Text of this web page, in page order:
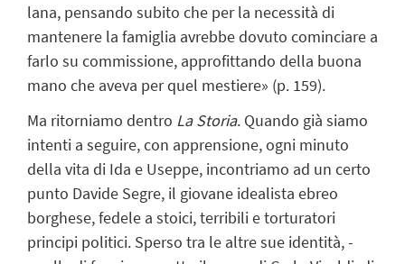
lana, pensando subito che per la necessità di
mantenere la famiglia avrebbe dovuto cominciare a
farlo su commissione, approfittando della buona
mano che aveva per quel mestiere» (p. 159).
Ma ritorniamo dentro La Storia. Quando già siamo
intenti a seguire, con apprensione, ogni minuto
della vita di Ida e Useppe, incontriamo ad un certo
punto Davide Segre, il giovane idealista ebreo
borghese, fedele a stoici, terribili e torturatori
principi politici. Sperso tra le altre sue identità, -